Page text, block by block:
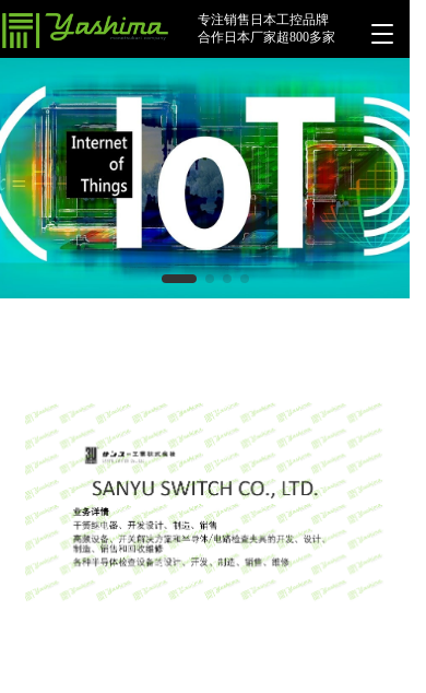
T
o
g
l
e
n
a
v
i
g
t
专注销售日本工控品牌
合作日本厂家超800多家